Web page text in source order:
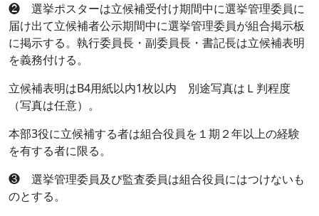
❷ 選挙ポスターは立候補受付け期間中に選挙管理委員に
届け出て立候補者公示期間中に選挙管理委員が組合掲示板
に掲示する。執行委員長・副委員長・書記長は立候補表明
を義務付ける。
立候補表明はB4用紙以内1枚以内 別途写真はＬ判程度
（写真は任意）。
本部3役に立候補する者は組合役員を１期２年以上の経験
を有する者に限る。
❸ 選挙管理委員及び監査委員は組合役員にはつけないも
のとする。